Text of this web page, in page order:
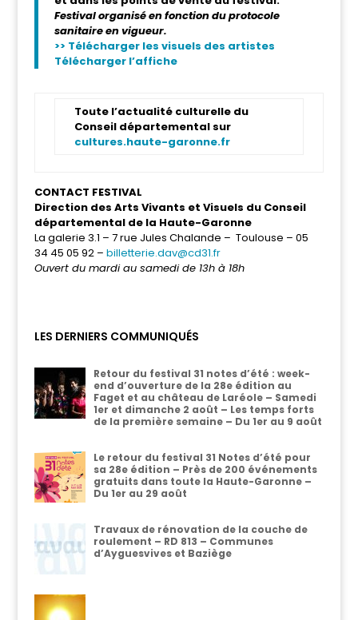
Festival organisé en fonction du protocole
sanitaire en vigueur.
>> Télécharger les visuels des artistes
Télécharger l’affiche
Toute l’actualité culturelle du
Conseil départemental sur
cultures.haute-garonne.fr
CONTACT FESTIVAL
Direction des Arts Vivants et Visuels du Conseil
départemental de la Haute-Garonne
La galerie 3.1 – 7 rue Jules Chalande – Toulouse – 05
34 45 05 92 – billetterie.dav@cd31.fr
Ouvert du mardi au samedi de 13h à 18h
LES DERNIERS COMMUNIQUÉS
Retour du festival 31 notes d’été : week-
end d’ouverture de la 28e édition au
Faget et au château de Laréole – Samedi
1er et dimanche 2 août – Les temps forts
de la première semaine – Du 1er au 9 août
Le retour du festival 31 Notes d’été pour
sa 28e édition – Près de 200 événements
gratuits dans toute la Haute-Garonne –
Du 1er au 29 août
Travaux de rénovation de la couche de
roulement – RD 813 – Communes
d’Ayguesvives et Baziège